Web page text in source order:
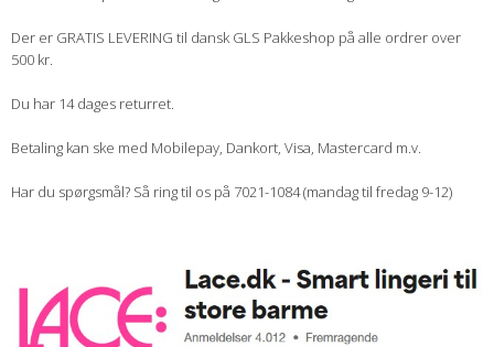
Der er GRATIS LEVERING til dansk GLS Pakkeshop på alle ordrer over
500 kr.
Du har 14 dages returret.
Betaling kan ske med Mobilepay, Dankort, Visa, Mastercard m.v.
Har du spørgsmål? Så ring til os på 7021-1084 (mandag til fredag 9-12)